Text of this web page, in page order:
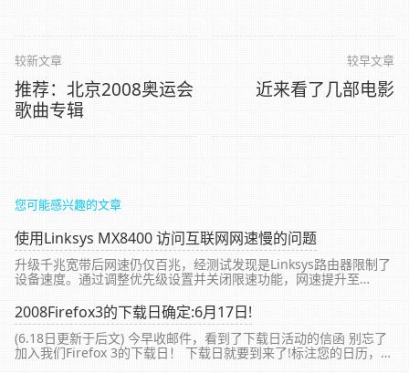
较新文章
推荐：北京2008奥运会
歌曲专辑
较早文章
近来看了几部电影
您可能感兴趣的文章
使用Linksys MX8400 访问互联网网速慢的问题
升级千兆宽带后网速仍仅百兆，经测试发现是Linksys路由器限制了
设备速度。通过调整优先级设置并关闭限速功能，网速提升至
限制，正确配置后网络性能恢复正常。
2008Firefox3的下载日确定:6月17日!
(6.18日更新于后文) 今早收邮件，看到了下载日活动的信函 别忘了
加入我们Firefox 3的下载日！ 下载日就要到来了!标注您的日历，写